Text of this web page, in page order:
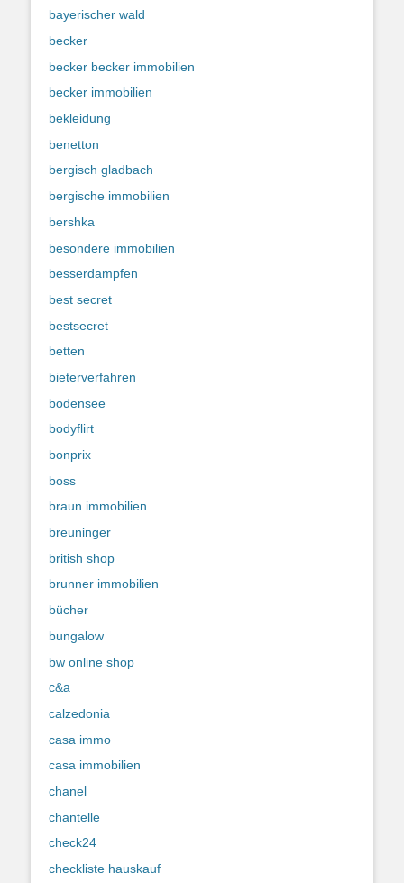
bayerischer wald
becker
becker becker immobilien
becker immobilien
bekleidung
benetton
bergisch gladbach
bergische immobilien
bershka
besondere immobilien
besserdampfen
best secret
bestsecret
betten
bieterverfahren
bodensee
bodyflirt
bonprix
boss
braun immobilien
breuninger
british shop
brunner immobilien
bücher
bungalow
bw online shop
c&a
calzedonia
casa immo
casa immobilien
chanel
chantelle
check24
checkliste hauskauf